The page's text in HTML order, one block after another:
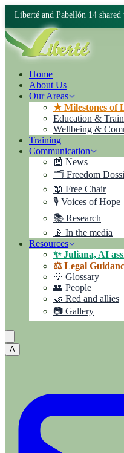
Liberté and Pabellón 14
Home
About Us
Our Areas
★ Milestones of
Education &
Wellbeing &
Training
Communication
📰 News
🗂️ Freedom
📖 Free Chair
🎙️ Voices of Hope
📚 Research
📡 In the media
Resources
✨ Juliana, AI
⚖️ Legal
💡 Glossary
👥 People
🤝 Red and allies
📷 Gallery
A